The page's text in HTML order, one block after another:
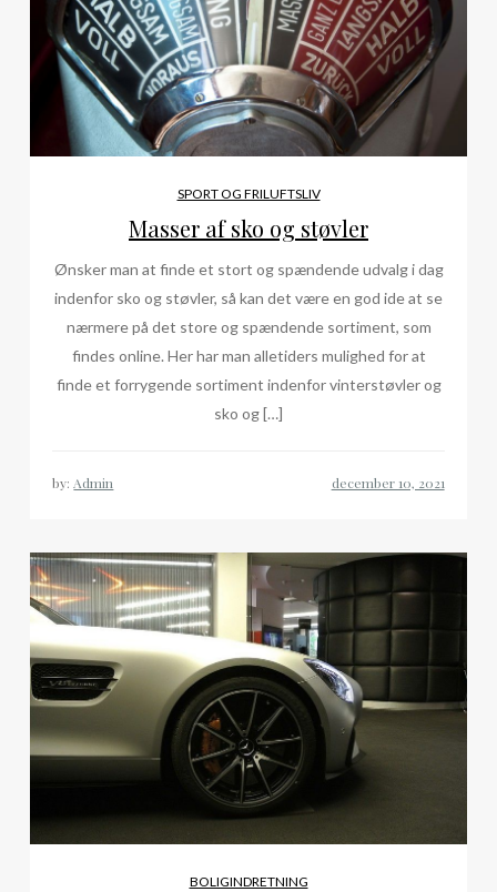
SPORT OG FRILUFTSLIV
Masser af sko og støvler
Ønsker man at finde et stort og spændende udvalg i dag
indenfor sko og støvler, så kan det være en god ide at se
nærmere på det store og spændende sortiment, som
findes online. Her har man alletiders mulighed for at
finde et forrygende sortiment indenfor vinterstøvler og
sko og […]
by: Admin
BOLIGINDRETNING